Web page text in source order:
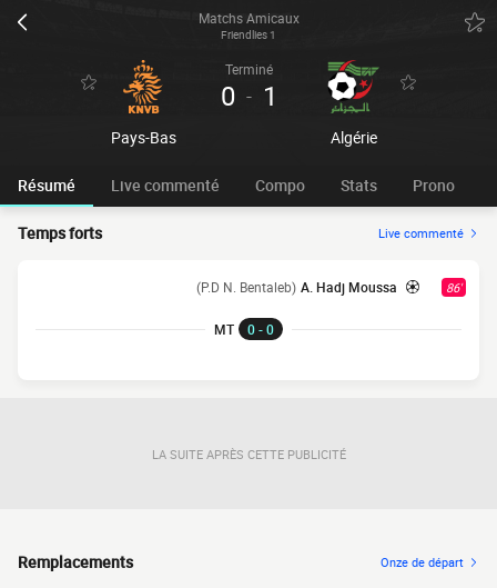
Matchs Amicaux
Friendlies 1
Pays-Bas
Terminé
0 - 1
Algérie
Résumé Live commenté Compo Stats Prono
Temps forts Live commenté
86'
A. Hadj Moussa
(P.D N. Bentaleb)
MT 0 - 0
LA SUITE APRÈS CETTE PUBLICITÉ
Remplacements Onze de départ